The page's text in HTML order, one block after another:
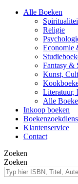
Alle Boeken
Religie
Economie
Fantasy &
Kunst,
Literatuur,
Alle
Inkoop boeken
Klantenservice
Contact
Zoeken
Zoeken